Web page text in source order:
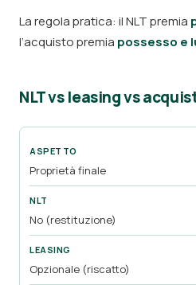
La regola pratica: il NLT premia
l’acquisto premia possesso e
NLT vs leasing vs
Proprietà finale
No (restituzione)
Opzionale (riscatto)